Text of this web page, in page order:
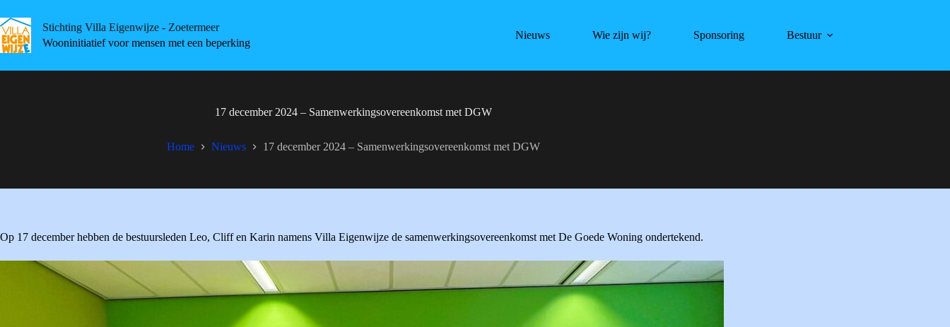
to
content
Stichting Villa Eigenwijze - Zoetermeer
Wooninitiatief voor mensen met een beperking
Nieuws Wie zijn wij? Sponsoring Bestuur
17 december 2024 – Samenwerkingsovereenkomst met DGW
Home Nieuws 17 december 2024 – Samenwerkingsovereenkomst met DGW
Op 17 december hebben de bestuursleden Leo, Cliff en Karin namens Villa Eigenwijze de samenwerkingsovereenkomst met De Goede Woning ondertekend.